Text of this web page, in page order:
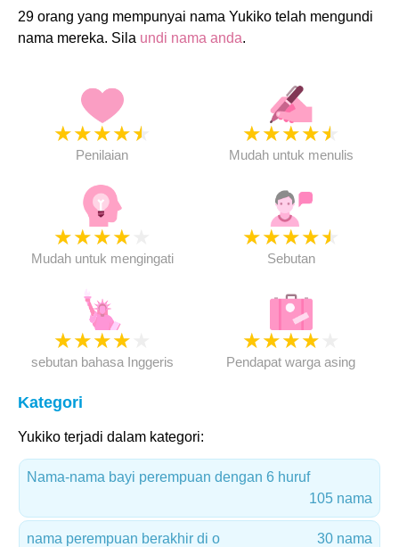
29 orang yang mempunyai nama Yukiko telah mengundi
nama mereka. Sila undi nama anda.
★★★★★
Penilaian
★★★★★
Mudah untuk menulis
★★★★
Mudah untuk mengingati
★★★★★
Sebutan
★★★★
sebutan bahasa Inggeris
★★★★
Pendapat warga asing
Kategori
Yukiko terjadi dalam kategori:
Nama-nama bayi perempuan dengan 6 huruf
105 nama
nama perempuan berakhir di o 30 nama